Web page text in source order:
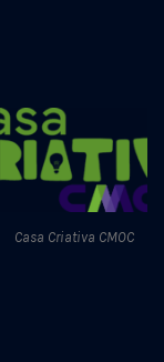
Casa Criativa CMOC